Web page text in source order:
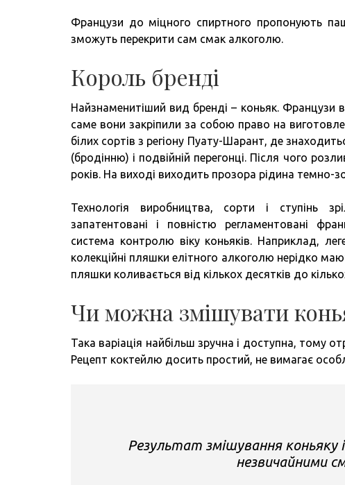
Французи до міцного спиртного пропонують
зможуть перекрити сам смак алкоголю.
Король бренді
Найзнаменитіший вид бренді – коньяк.
саме вони закріпили за собою право на
білих сортів з регіону Пуату-Шарант, де
(бродінню) і подвійній перегонці. Після чого
років. На виході виходить прозора рідина темно-
Технологія виробництва, сорти і ступінь
запатентовані і повністю регламентовані
система контролю віку коньяків. Наприклад,
колекційні пляшки елітного алкоголю нерідко
пляшки коливається від кількох десятків до
Чи можна змішувати
Така варіація найбільш зручна і доступна, тому
Рецепт коктейлю досить простий, не вимагає
Результат змішування коньяку
незвичайними